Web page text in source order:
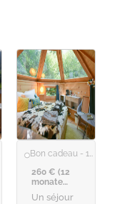
Bon cadeau - 1 nuit dans la Bulle en Bois + diner
260 € (12
monate
gültig)
Un séjour